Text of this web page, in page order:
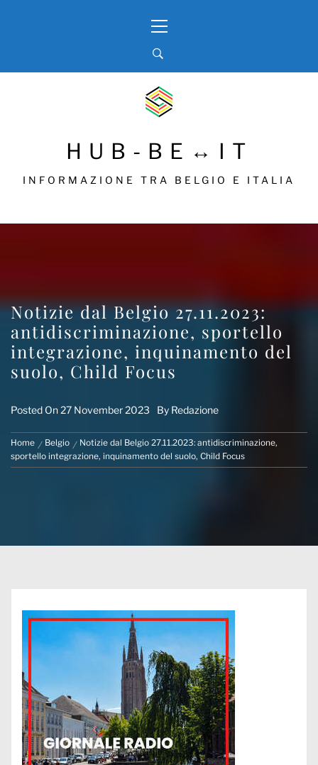
Menu
HUB-BE↔IT
INFORMAZIONE TRA BELGIO E ITALIA
Notizie dal Belgio 27.11.2023:
antidiscriminazione, sportello
integrazione, inquinamento del
suolo, Child Focus
Posted On27 November 2023 By Redazione
Home Belgio
Notizie dal Belgio 27.11.2023: antidiscriminazione,
sportello integrazione, inquinamento del suolo, Child Focus